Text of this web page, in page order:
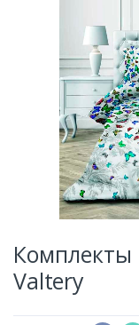
Комплекты
Valtery